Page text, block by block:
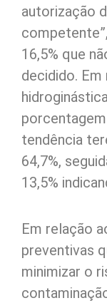
autorização
16,5% que
decidido. Em
tendência
64,7%,
13,5%
Em relação
preventivas
minimizar o